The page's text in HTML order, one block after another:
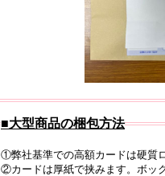
■大型商品の梱包方法
①弊社基準での高額カードは硬質
②カードは厚紙で挟みます。ボッ